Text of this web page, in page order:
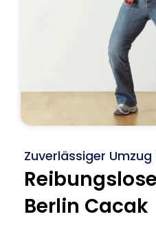
Zuverlässiger
Berlin Cacak